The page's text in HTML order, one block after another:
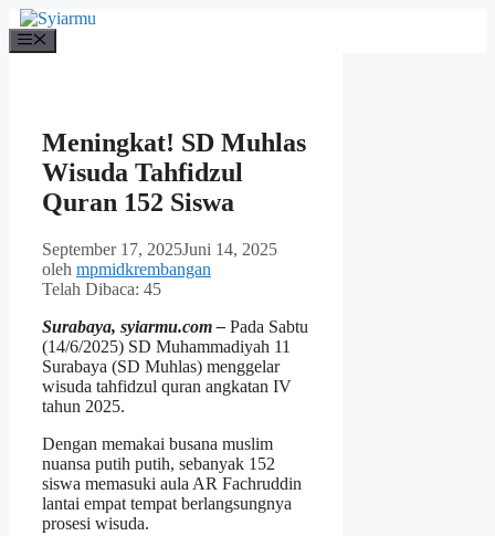
Langsung
ke
isi
Meningkat! SD Muhlas
Wisuda Tahfidzul
Quran 152 Siswa
September 17, 2025Juni 14, 2025
oleh mpmidkrembangan
Telah Dibaca: 45
Surabaya, syiarmu.com – Pada Sabtu
(14/6/2025) SD Muhammadiyah 11
Surabaya (SD Muhlas) menggelar
wisuda tahfidzul quran angkatan IV
tahun 2025.
Dengan memakai busana muslim
nuansa putih putih, sebanyak 152
siswa memasuki aula AR Fachruddin
lantai empat tempat berlangsungnya
prosesi wisuda.